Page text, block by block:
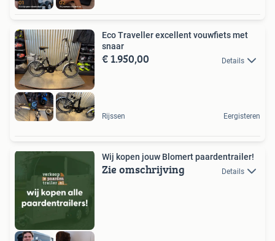
Eco Traveller excellent vouwfiets met
snaar
€ 1.950,00 Details
Rijssen Eergisteren
Wij kopen jouw Blomert paardentrailer!
Zie omschrijving Details